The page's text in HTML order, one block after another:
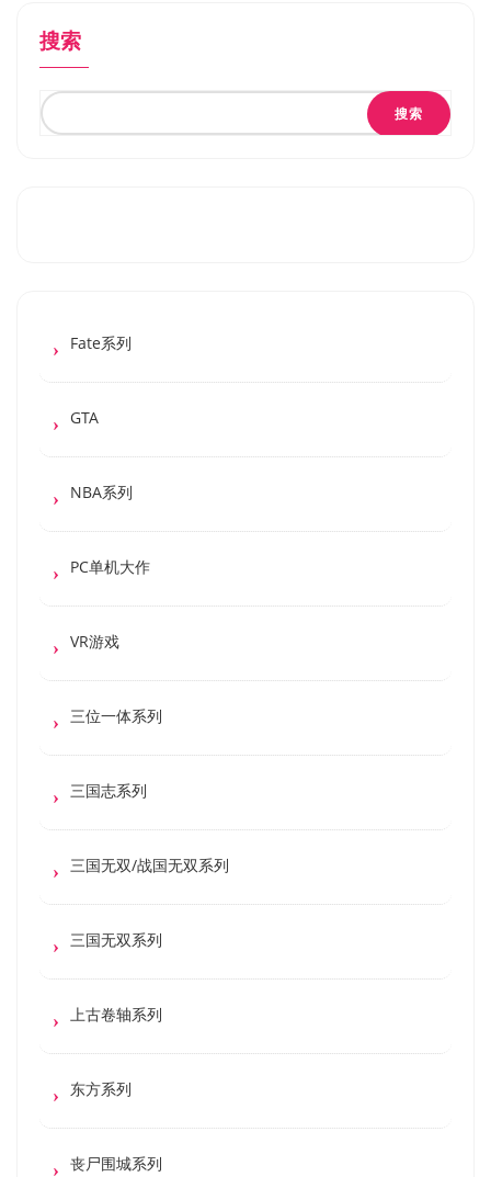
搜索
搜索
Fate系列
GTA
NBA系列
PC单机大作
VR游戏
三位一体系列
三国志系列
三国无双/战国无双系列
三国无双系列
上古卷轴系列
东方系列
丧尸围城系列